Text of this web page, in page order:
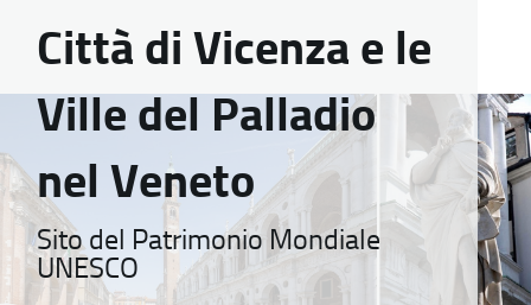
Città di Vicenza e le
Ville del Palladio
nel Veneto
Sito del Patrimonio Mondiale
UNESCO